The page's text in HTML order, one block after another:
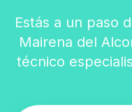
Estás a un paso
Mairena del
técnico